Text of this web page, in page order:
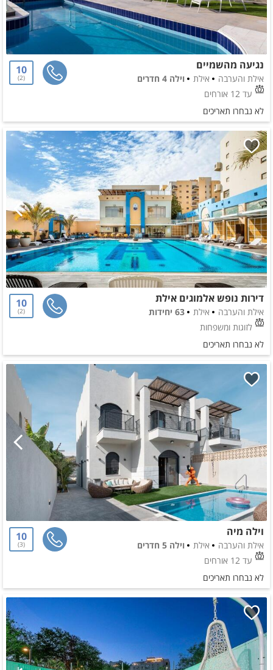
נגיעה מהשמיים
אילת והערבה אילת
וילה 4 חדרים
עד 12 אורחים
10
2
לא נבחרו תאריכים
דירות נופש אלמוגים אילת
אילת והערבה אילת
63 יחידות
לזוגות ומשפחות
10
2
לא נבחרו תאריכים
וילה מיה
אילת והערבה אילת
וילה 5 חדרים
עד 12 אורחים
10
3
לא נבחרו תאריכים